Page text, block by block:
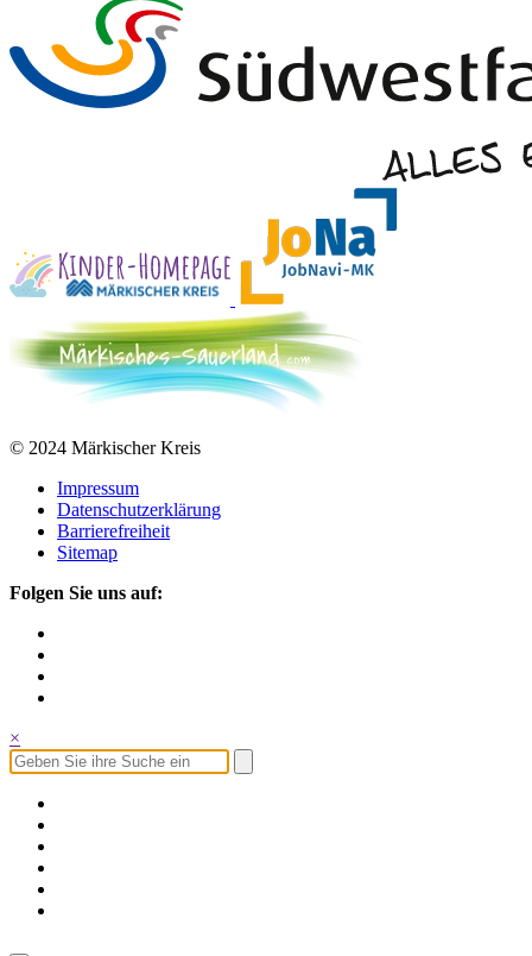
© 2024 Märkischer Kreis
Impressum
Datenschutzerklärung
Barrierefreiheit
Sitemap
Folgen Sie uns auf:
×